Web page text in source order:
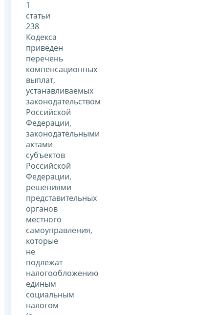
1
статьи
238
Кодекса
приведен
перечень
компенсационных
выплат,
устанавливаемых
законодательством
Российской
Федерации,
законодательными
актами
субъектов
Российской
Федерации,
решениями
представительных
органов
местного
самоуправления,
которые
не
подлежат
налогообложению
единым
социальным
налогом